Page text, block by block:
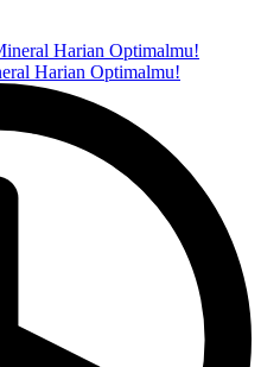
Harian Optimalmu!